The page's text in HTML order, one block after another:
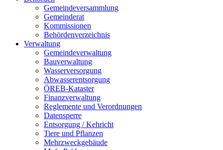
Gemeindeversammlung
Gemeinderat
Kommissionen
Behördenverzeichnis
Verwaltung
Gemeindeverwaltung
Bauverwaltung
Wasserversorgung
Abwasserentsorgung
ÖREB-Kataster
Finanzverwaltung
Reglemente und Verordnungen
Datensperre
Entsorgung / Kehricht
Tiere und Pflanzen
Mehrzweckgebäude